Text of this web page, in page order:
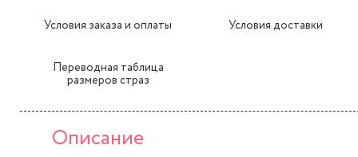
Условия заказа и оплаты Условия доставки
Переводная таблица
размеров страз
Описание